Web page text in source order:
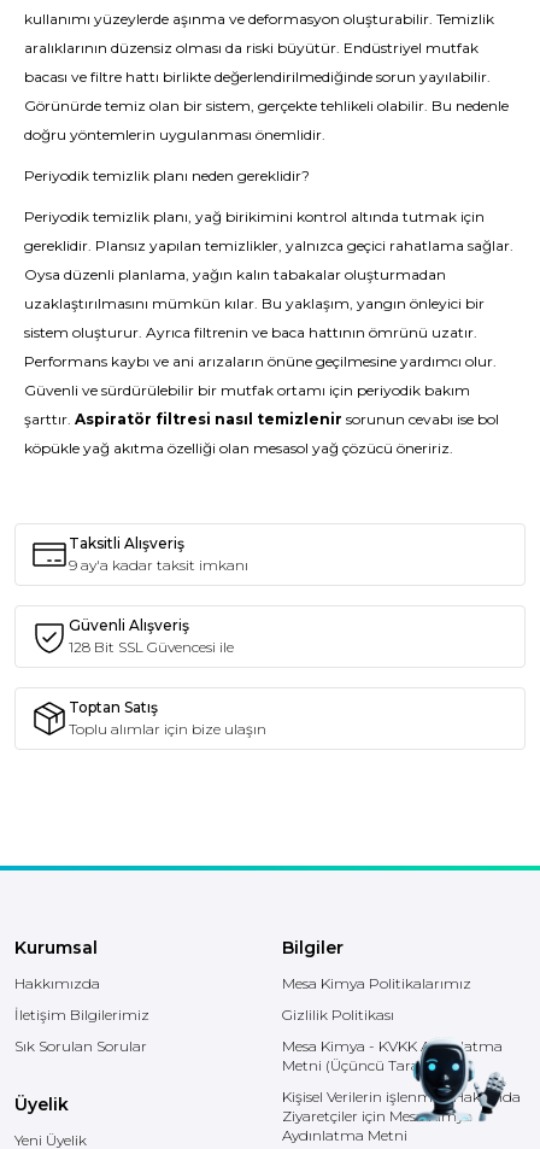
kullanımı yüzeylerde aşınma ve deformasyon oluşturabilir. Temizlik
aralıklarının düzensiz olması da riski büyütür. Endüstriyel mutfak
bacası ve filtre hattı birlikte değerlendirilmediğinde sorun yayılabilir.
Görünürde temiz olan bir sistem, gerçekte tehlikeli olabilir. Bu nedenle
doğru yöntemlerin uygulanması önemlidir.
Periyodik temizlik planı neden gereklidir?
Periyodik temizlik planı, yağ birikimini kontrol altında tutmak için
gereklidir. Plansız yapılan temizlikler, yalnızca geçici rahatlama sağlar.
Oysa düzenli planlama, yağın kalın tabakalar oluşturmadan
uzaklaştırılmasını mümkün kılar. Bu yaklaşım, yangın önleyici bir
sistem oluşturur. Ayrıca filtrenin ve baca hattının ömrünü uzatır.
Performans kaybı ve ani arızaların önüne geçilmesine yardımcı olur.
Güvenli ve sürdürülebilir bir mutfak ortamı için periyodik bakım
şarttır. Aspiratör filtresi nasıl temizlenir sorunun cevabı ise bol
köpükle yağ akıtma özelliği olan mesasol yağ çözücü öneririz.
Taksitli Alışveriş
9 ay'a kadar taksit imkanı
Güvenli Alışveriş
128 Bit SSL Güvencesi ile
Toptan Satış
Toplu alımlar için bize ulaşın
Kurumsal
Hakkımızda
İletişim Bilgilerimiz
Sık Sorulan Sorular
Üyelik
Yeni Üyelik
Bilgiler
Mesa Kimya Politikalarımız
Gizlilik Politikası
Mesa Kimya - KVKK Aydınlatma
Metni (Üçüncü Taraf)
Kişisel Verilerin işlenmesi Hakkında
Ziyaretçiler için Mesa Kimya
Aydınlatma Metni